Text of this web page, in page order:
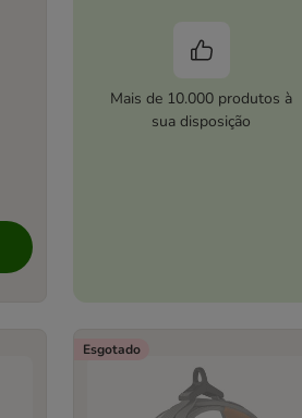
Mais de 10.000 produtos à
sua disposição
Esgotado